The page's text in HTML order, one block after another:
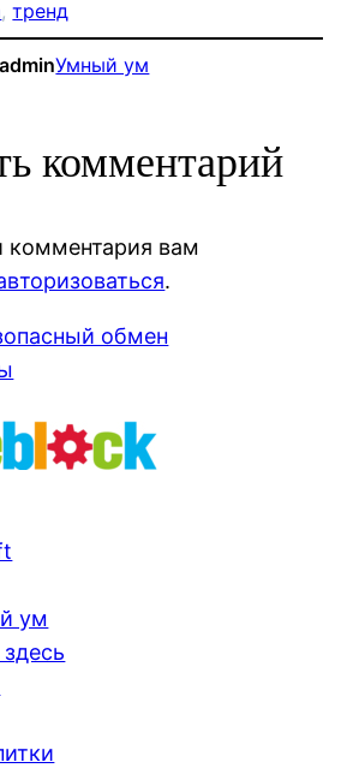
, тренд
adminУмный ум
комментарий
комментария вам
.
обмен
ум